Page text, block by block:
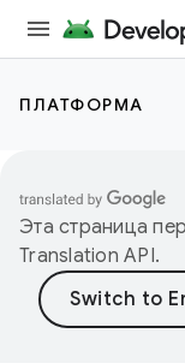
ПЛАТФОРМА
Эта страница
Translation API.